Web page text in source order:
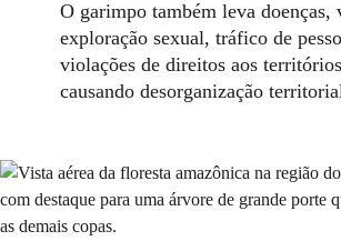
O garimpo também leva doenças,
exploração sexual, tráfico de
violações de direitos aos
causando desorganização